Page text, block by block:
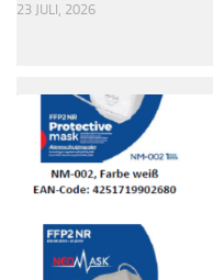
23 JULI, 2026